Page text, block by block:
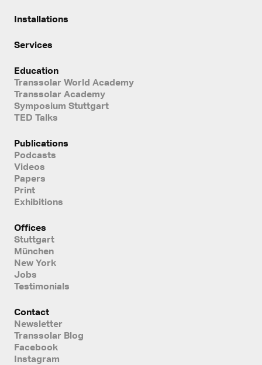
Installations
Services
Education
Transsolar World Academy
Transsolar Academy
Symposium Stuttgart
TED Talks
Publications
Podcasts
Videos
Papers
Print
Exhibitions
Offices
Stuttgart
München
New York
Jobs
Testimonials
Contact
Newsletter
Transsolar Blog
Facebook
Instagram